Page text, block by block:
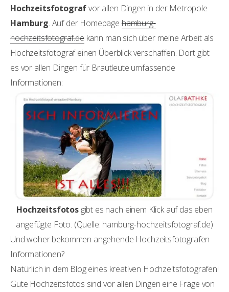
Hochzeitsfotografvor allen Dingen in der Metropole
Hamburg. Auf der Homepagehamburg-
hochzeitsfotograf.dekann man sich über meine Arbeit als
Hochzeitsfotograf einen Überblick verschaffen. Dort gibt
es vor allen Dingen für Brautleute umfassende
Informationen:
Hochzeitsfotos gibt es nach einem Klick auf das eben
angefügte Foto. (Quelle: hamburg-hochzeitsfotograf.de)
Und woher bekommen angehende Hochzeitsfotografen
Informationen?
Natürlich in dem Blog eines kreativen Hochzeitsfotografen!
Gute Hochzeitsfotos sind vor allen Dingen eine Frage von